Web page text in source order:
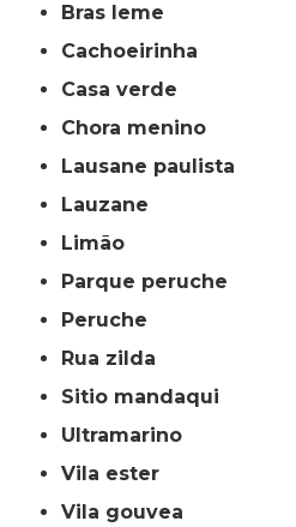
bras leme
cachoeirinha
casa verde
chora menino
lausane paulista
lauzane
limão
parque peruche
peruche
rua zilda
sitio mandaqui
ultramarino
vila ester
vila gouvea